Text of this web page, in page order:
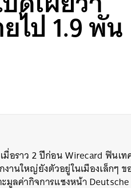
ไป 1.9 พัน
เมื่อราว 2 ปีก่อน Wirecard ฟินเ
งานใหญ่ยังตัวอยู่ในเมืองเล็กๆ
ะมูลค่ากิจการแซงหน้า